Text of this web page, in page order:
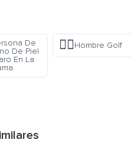
De
De Piel
En La
🏌️‍♂️Hombre Golf